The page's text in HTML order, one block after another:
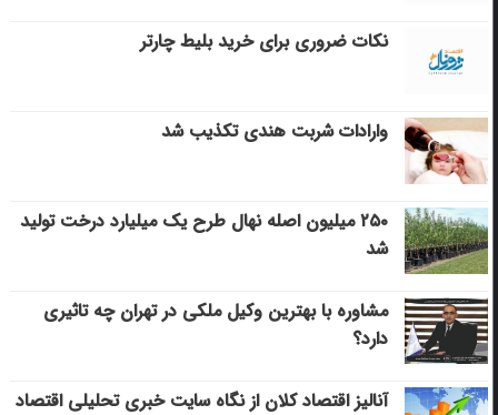
نکات ضروری برای خرید بلیط چارتر
وارادات شربت هندی تکذیب شد
۲۵۰ میلیون اصله نهال طرح یک میلیارد درخت تولید
شد
مشاوره با بهترین وکیل ملکی در تهران چه تاثیری
دارد؟
آنالیز اقتصاد کلان از نگاه سایت خبری تحلیلی اقتصاد